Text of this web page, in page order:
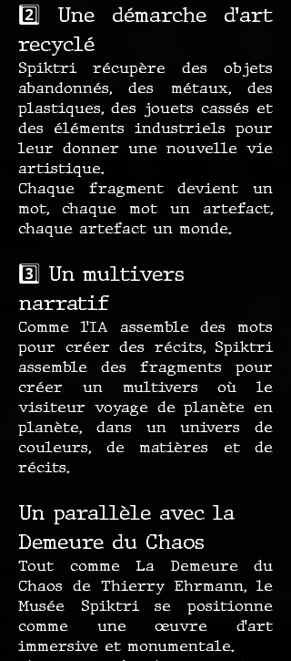
2️⃣ Une démarche d’art
recyclé
Spiktri récupère des objets
abandonnés, des métaux, des
plastiques, des jouets cassés et
des éléments industriels pour
leur donner une nouvelle vie
artistique.
Chaque fragment devient un
mot, chaque mot un artefact,
chaque artefact un monde.
3️⃣ Un multivers
narratif
Comme l’IA assemble des mots
pour créer des récits, Spiktri
assemble des fragments pour
créer un multivers où le
visiteur voyage de planète en
planète, dans un univers de
couleurs, de matières et de
récits.
Un parallèle avec la
Demeure du Chaos
Tout comme La Demeure du
Chaos de Thierry Ehrmann, le
Musée Spiktri se positionne
comme une œuvre d’art
immersive et monumentale.